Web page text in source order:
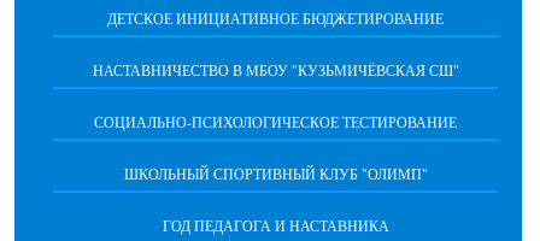
ДЕТСКОЕ ИНИЦИАТИВНОЕ БЮДЖЕТИРОВАНИЕ
НАСТАВНИЧЕСТВО В МБОУ "КУЗЬМИЧЁВСКАЯ СШ"
СОЦИАЛЬНО-ПСИХОЛОГИЧЕСКОЕ ТЕСТИРОВАНИЕ
ШКОЛЬНЫЙ СПОРТИВНЫЙ КЛУБ "ОЛИМП"
ГОД ПЕДАГОГА И НАСТАВНИКА